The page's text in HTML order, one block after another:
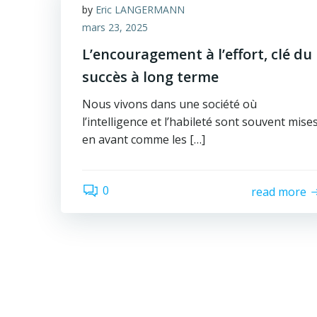
by Eric LANGERMANN
mars 23, 2025
L’encouragement à l’effort, clé du
succès à long terme
Nous vivons dans une société où
l’intelligence et l’habileté sont souvent
en avant comme les […]
0 read more